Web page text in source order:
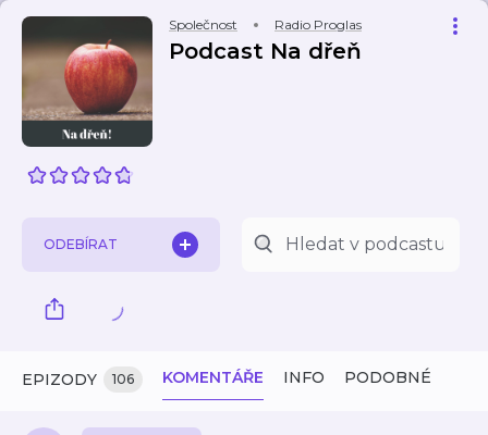
Společnost Radio Proglas
Podcast Na dřeň
ODEBÍRAT
EPIZODY 106 KOMENTÁŘE INFO PODOBNÉ